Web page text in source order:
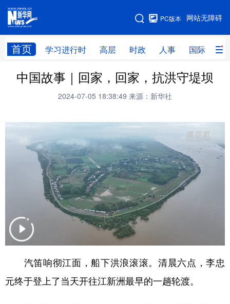
网站无障碍
PC版本
首页 学习进行时 高层 时政 人事 国际 财
网站地图
学习进行时 高层 时政 人事
财经 网评
科技 量子 体育
文化 书画 健康 军事
视频 图片 政务
中央文件 金融
食品 人居 信息化
中国故事｜回家，回家，抗洪守堤坝
2024-07-05 18:38:49 来源：新华社
汽笛响彻江面，船下洪浪滚滚。清晨六点，李忠
元终于登上了当天开往江新洲最早的一趟轮渡。